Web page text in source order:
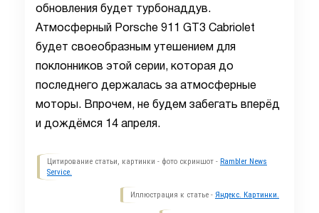
обновления будет турбонаддув.
Атмосферный Porsche 911 GT3 Cabriolet
будет своеобразным утешением для
поклонников этой серии, которая до
последнего держалась за атмосферные
моторы. Впрочем, не будем забегать вперёд
и дождёмся 14 апреля.
Цитирование статьи, картинки - фото скриншот - Rambler News
Service.
Иллюстрация к статье - Яндекс. Картинки.